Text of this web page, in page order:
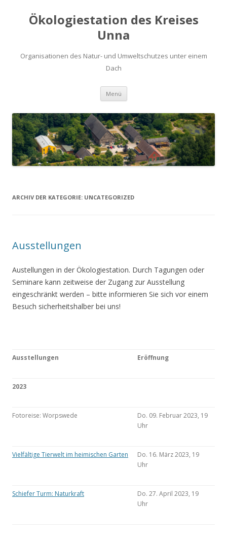
Ökologiestation des Kreises
Unna
Organisationen des Natur- und Umweltschutzes unter einem
Dach
Menü Zum
springen
ARCHIV DER KATEGORIE: UNCATEGORIZED
Ausstellungen
Austellungen in der Ökologiestation. Durch Tagungen oder
Seminare kann zeitweise der Zugang zur Ausstellung
eingeschränkt werden – bitte informieren Sie sich vor einem
Besuch sicherheitshalber bei uns!
Ausstellungen Eröffnung
2023
Fotoreise: Worpswede
Do. 09. Februar 2023, 19
Uhr
Vielfältige Tierwelt im heimischen Garten
Do. 16. März 2023, 19
Uhr
Schiefer Turm: Naturkraft
Do. 27. April 2023, 19
Uhr